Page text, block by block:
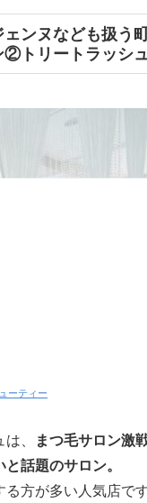
ェンヌなども扱う
②トリートラッシ
ーティー
、
まつ毛サロン激
話題のサロン。
方が多い人気店です